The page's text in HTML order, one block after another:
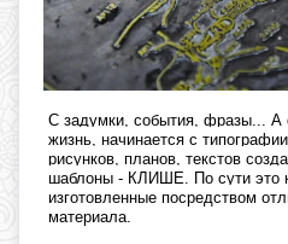
С задумки, события, фразы... А
жизнь, начинается с
рисунков, планов, текстов
шаблоны - КЛИШЕ. По сути это
изготовленные посредством
материала.